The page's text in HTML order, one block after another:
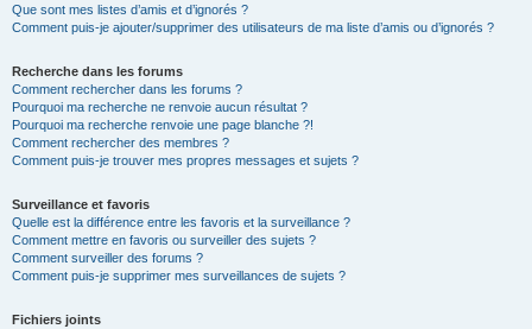
Que sont mes listes d’amis et d’ignorés ?
Comment puis-je ajouter/supprimer des utilisateurs de ma liste d’amis ou d’ignorés ?
Recherche dans les forums
Comment rechercher dans les forums ?
Pourquoi ma recherche ne renvoie aucun résultat ?
Pourquoi ma recherche renvoie une page blanche ?!
Comment rechercher des membres ?
Comment puis-je trouver mes propres messages et sujets ?
Surveillance et favoris
Quelle est la différence entre les favoris et la surveillance ?
Comment mettre en favoris ou surveiller des sujets ?
Comment surveiller des forums ?
Comment puis-je supprimer mes surveillances de sujets ?
Fichiers joints